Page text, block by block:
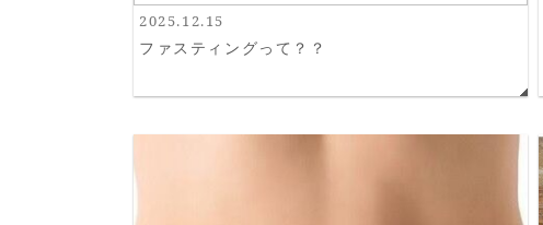
2025.12.15
ファスティングって？？